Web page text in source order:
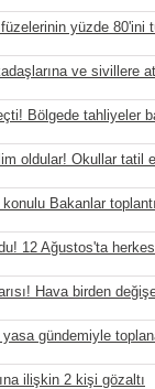
yüzde 80'ini
ve sivillere
Bölgede tahliyeler
oldular! Okullar tatil
Bakanlar
12 Ağustos'ta
Hava birden
gündemiyle
ilişkin 2 kişi gözaltı